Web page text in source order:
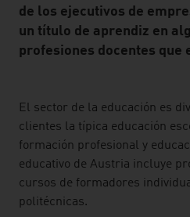
de los ejecutivos de
un título de aprendiz en
profesiones docentes que
listen
El sector de la educación es
clientes la típica educación
formación profesional y
educativo de Austria incluye
cursos de formadores
politécnicas.